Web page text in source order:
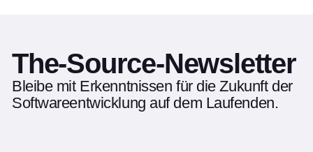
The-Source-Newsletter
Bleibe mit Erkenntnissen für die Zukunft der
Softwareentwicklung auf dem Laufenden.